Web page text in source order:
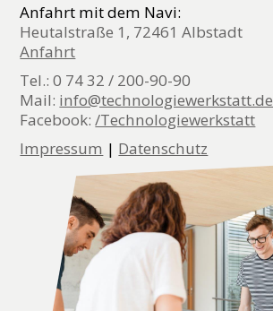
Anfahrt mit dem Navi:
Heutalstraße 1, 72461 Albstadt
Anfahrt
Tel.: 0 74 32 / 200-90-90
Mail: info@technologiewerkstatt.de
Facebook:/Technologiewerkstatt
Impressum | Datenschutz